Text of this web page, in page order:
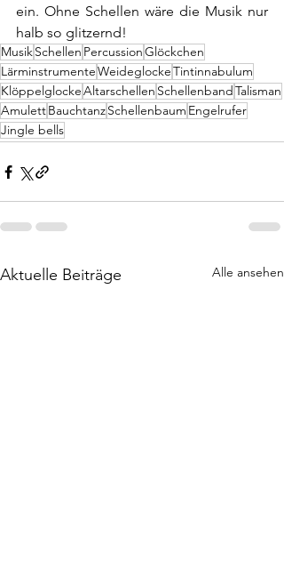
ein. Ohne Schellen wäre die Musik nur
halb so glitzernd!
MusikSchellen PercussionGlöckchen
LärminstrumenteWeideglockeTintinnabulum
KlöppelglockeAltarschellen SchellenbandTalisman
AmulettBauchtanzSchellenbaum Engelrufer
Jingle bells
Aktuelle Beiträge Alle ansehen